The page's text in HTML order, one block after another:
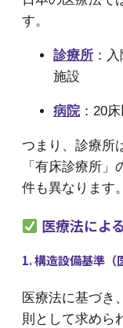
す。
診療所 ：
施設
病院：20
つまり、診療所
「有床診療所
件も異なります。
医療法によ
1. 構造設備基準（
医療法に基づき
則として求めら